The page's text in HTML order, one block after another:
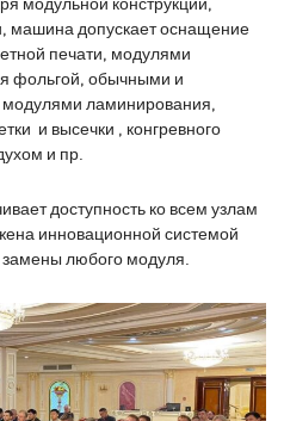
модульной конструкции,
машина допускает оснащение
печати, модулями
фольгой, обычными и
ламинирования,
и высечки , конгревного
и пр.
доступность ко всем узлам
инновационной системой
любого модуля.